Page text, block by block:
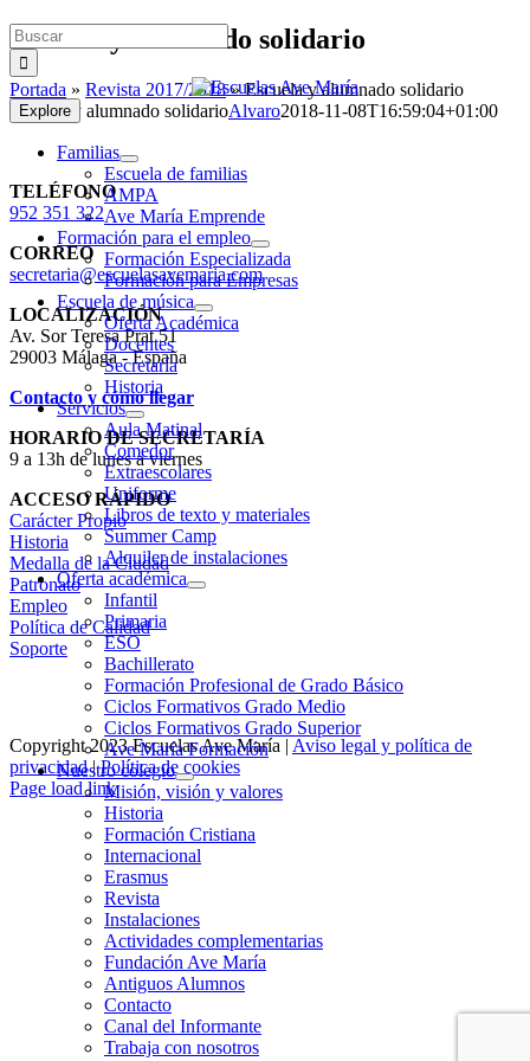
Saltar
al
contenido
Buscar:
Explore
Familias
Escuela de familias
AMPA
Ave María Emprende
Formación para el empleo
Formación Especializada
Formación para Empresas
Escuela de música
Oferta Académica
Docentes
Secretaría
Historia
Servicios
Aula Matinal
Comedor
Extraescolares
Uniforme
Libros de texto y materiales
Summer Camp
Alquiler de instalaciones
Oferta académica
Infantil
Primaria
ESO
Bachillerato
Formación Profesional de Grado Básico
Ciclos Formativos Grado Medio
Ciclos Formativos Grado Superior
Ave María Formación
Nuestro colegio
Misión, visión y valores
Historia
Formación Cristiana
Internacional
Erasmus
Revista
Instalaciones
Actividades complementarias
Fundación Ave María
Antiguos Alumnos
Contacto
Canal del Informante
Trabaja con nosotros
Escuela y alumnado solidario
Portada » Revista 2017/2018»Escuela y alumnado solidario
Escuela y alumnado solidarioAlvaro2018-11-08T16:59:04+01:00
TELÉFONO
952 351 322
CORREO
secretaria@escuelasavemaria.com
LOCALIZACIÓN
Av. Sor Teresa Prat 51
29003 Málaga - España
Contacto y cómo llegar
HORARIO DE SECRETARÍA
9 a 13h de lunes a viernes
ACCESO RÁPIDO
Carácter Propio
Historia
Medalla de la Ciudad
Patronato
Empleo
Política de Calidad
Soporte
Copyright 2023 Escuelas Ave María | Aviso legal y política de
privacidad|Política de cookies
Page load link